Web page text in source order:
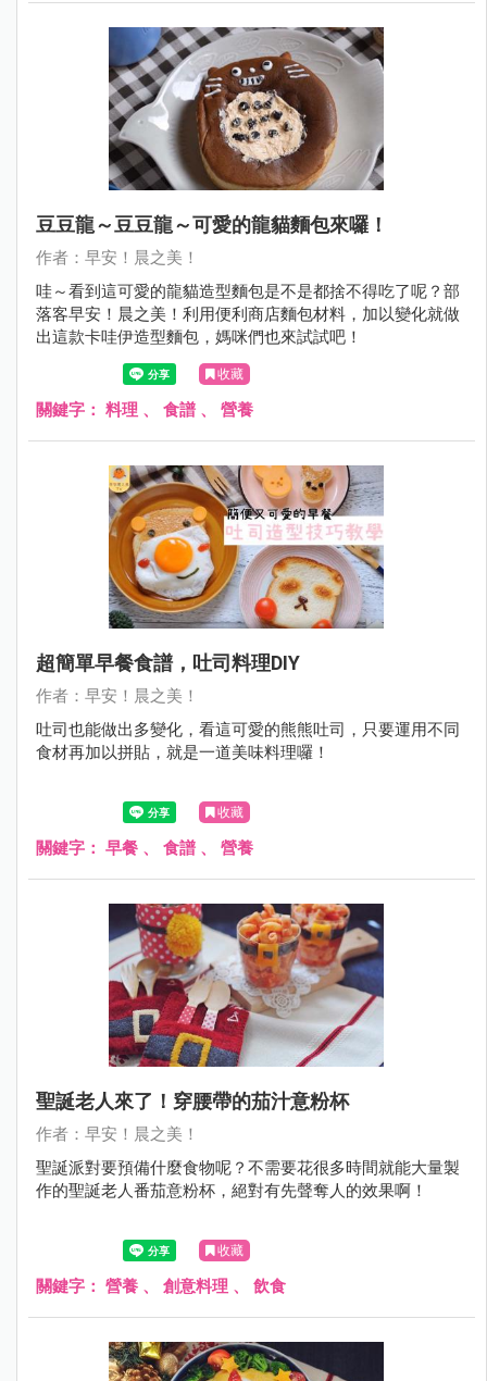
豆豆龍～豆豆龍～可愛的龍貓麵包來囉！
作者：早安！晨之美！
哇～看到這可愛的龍貓造型麵包是不是都捨不得吃了呢？部
落客早安！晨之美！利用便利商店麵包材料，加以變化就做
出這款卡哇伊造型麵包，媽咪們也來試試吧！
收藏
關鍵字： 料理 、 食譜 、 營養
超簡單早餐食譜，吐司料理DIY
作者：早安！晨之美！
吐司也能做出多變化，看這可愛的熊熊吐司，只要運用不同
食材再加以拼貼，就是一道美味料理囉！
收藏
關鍵字： 早餐 、 食譜 、 營養
聖誕老人來了！穿腰帶的茄汁意粉杯
作者：早安！晨之美！
聖誕派對要預備什麼食物呢？不需要花很多時間就能大量製
作的聖誕老人番茄意粉杯，絕對有先聲奪人的效果啊！
收藏
關鍵字： 營養 、 創意料理 、 飲食